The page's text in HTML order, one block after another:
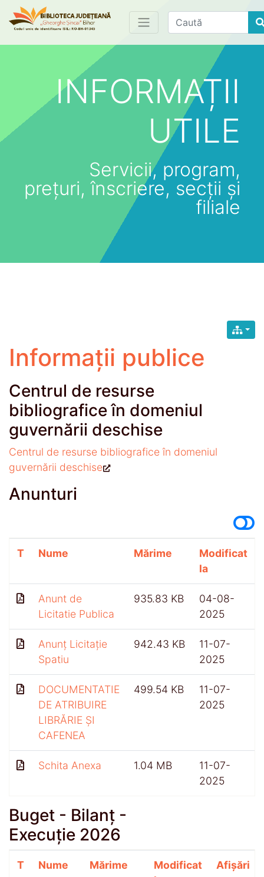
Find
INFORMAȚII
UTILE
Servicii, program,
prețuri, înscriere, secții și
filiale
Informații publice
Centrul de resurse
bibliografice în domeniul
guvernării deschise
Centrul de resurse bibliografice în domeniul
guvernării deschise
Anunturi
T Nume Mărime
Modificat
la
Anunt de
Licitatie Publica
935.83 KB
04-08-
2025
Anunț Licitație
Spatiu
942.43 KB
11-07-
2025
DOCUMENTATIE
DE ATRIBUIRE
LIBRĂRIE ȘI
CAFENEA
499.54 KB
11-07-
2025
Schita Anexa 1.04 MB
11-07-
2025
Buget - Bilanț -
Execuție 2026
T Nume Mărime
Modificat
Afișări